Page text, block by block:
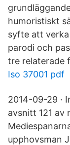
humoristiskt
syfte att
parodi och
tre relaterade
Iso 37001 pdf
2014-09-29 ·
avsnitt 121 av
upphovsman